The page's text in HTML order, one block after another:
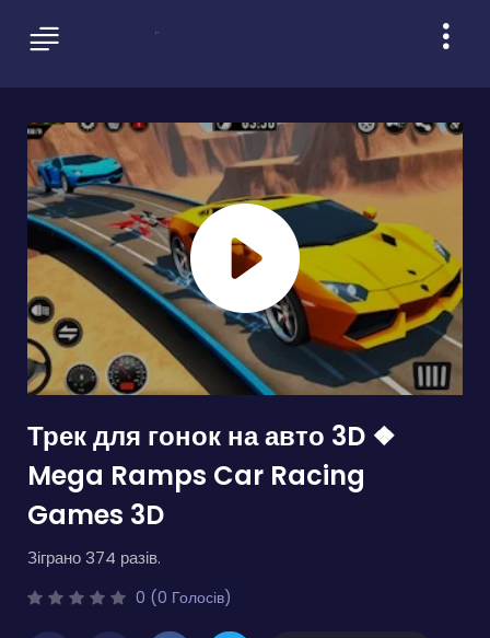
Трек для гонок на авто 3D ❖
Mega Ramps Car Racing
Games 3D
Зіграно 374 разів.
0 (0 Голосів)